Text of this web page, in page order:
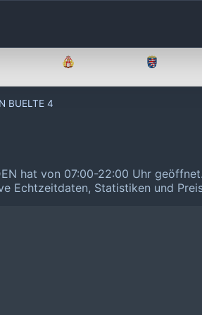
BUELTE 4
hat von 07:00-22:00 Uhr geöffnet.
Echtzeitdaten, Statistiken und